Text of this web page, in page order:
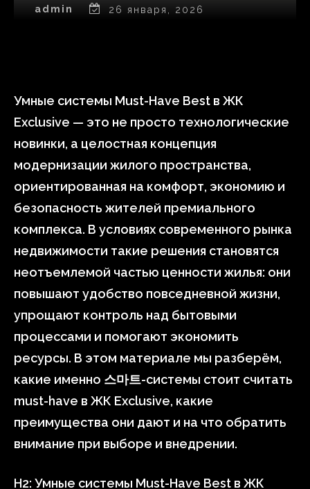
admin 26 января, 2026
Умные системы Must-Have Best в ЖК
Exclusive — это не просто технологические
новинки, а целостная концепция
модернизации жилого пространства,
ориентированная на комфорт, экономию и
безопасность жителей премиального
комплекса. В условиях современного рынка
недвижимости такие решения становятся
неотъемлемой частью ценности жилья: они
повышают удобство повседневной жизни,
упрощают контроль над бытовыми
процессами и помогают экономить
ресурсы. В этом материале мы разберём,
какие именно 스마트-системы стоит считать
must-have в ЖК Exclusive, какие
преимущества они дают и на что обратить
внимание при выборе и внедрении.
H2: Умные системы Must-Have Best в ЖК